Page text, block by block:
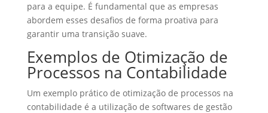
para a equipe. É fundamental que as empresas
abordem esses desafios de forma proativa para
garantir uma transição suave.
Exemplos de Otimização de
Processos na Contabilidade
Um exemplo prático de otimização de processos na
contabilidade é a utilização de softwares de gestão